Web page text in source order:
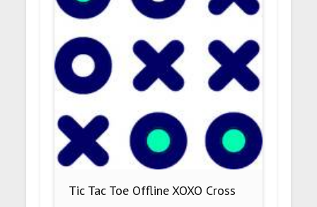
Tic Tac Toe Offline XOXO Cross